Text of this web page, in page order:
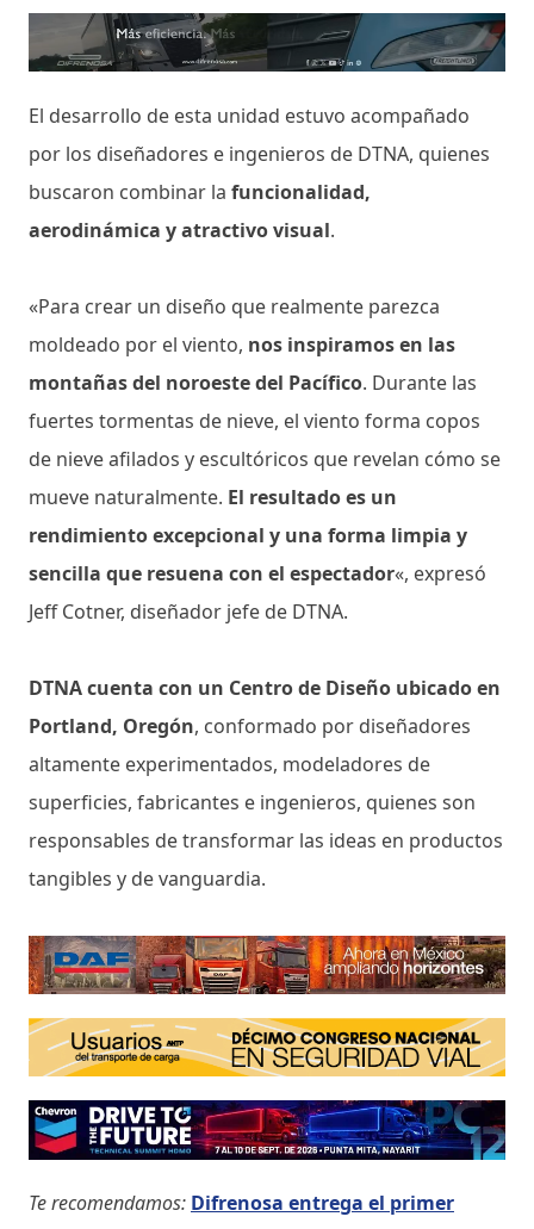
El desarrollo de esta unidad estuvo acompañado
por los diseñadores e ingenieros de DTNA, quienes
buscaron combinar la funcionalidad,
aerodinámica y atractivo visual.
«Para crear un diseño que realmente parezca
moldeado por el viento, nos inspiramos en las
montañas del noroeste del Pacífico. Durante las
fuertes tormentas de nieve, el viento forma copos
de nieve afilados y escultóricos que revelan cómo se
mueve naturalmente. El resultado es un
rendimiento excepcional y una forma limpia y
sencilla que resuena con el espectador«, expresó
Jeff Cotner, diseñador jefe de DTNA.
DTNA cuenta con un Centro de Diseño ubicado en
Portland, Oregón, conformado por diseñadores
altamente experimentados, modeladores de
superficies, fabricantes e ingenieros, quienes son
responsables de transformar las ideas en productos
tangibles y de vanguardia.
Te recomendamos: Difrenosa entrega el primer